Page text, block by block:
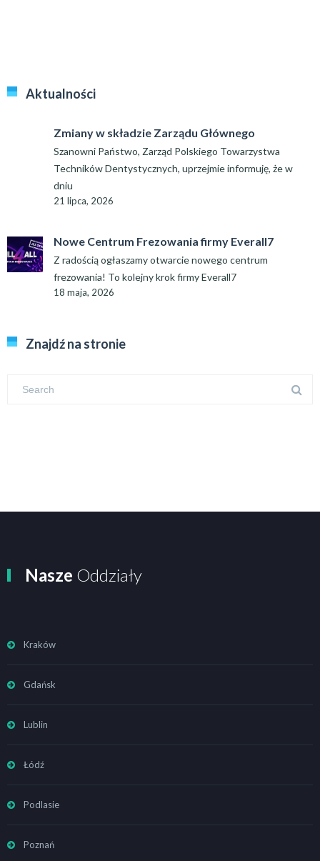
Aktualności
Zmiany w składzie Zarządu Głównego
Szanowni Państwo, Zarząd Polskiego Towarzystwa
Techników Dentystycznych, uprzejmie informuję, że w
dniu
21 lipca, 2026
Nowe Centrum Frezowania firmy Everall7
Z radością ogłaszamy otwarcie nowego centrum
frezowania! To kolejny krok firmy Everall7
18 maja, 2026
Znajdź na stronie
Nasze Oddziały
Kraków
Gdańsk
Lublin
Łódź
Podlasie
Poznań